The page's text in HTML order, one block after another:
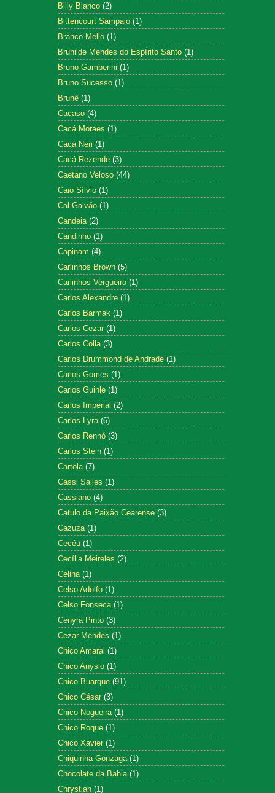
Billy Blanco (2)
Bittencourt Sampaio (1)
Branco Mello (1)
Brunilde Mendes do Espírito Santo (1)
Bruno Gamberini (1)
Bruno Sucesso (1)
Brunê (1)
Cacaso (4)
Cacá Moraes (1)
Cacá Neri (1)
Cacá Rezende (3)
Caetano Veloso (44)
Caio Sílvio (1)
Cal Galvão (1)
Candeia (2)
Candinho (1)
Capinam (4)
Carlinhos Brown (5)
Carlinhos Vergueiro (1)
Carlos Alexandre (1)
Carlos Barmak (1)
Carlos Cezar (1)
Carlos Colla (3)
Carlos Drummond de Andrade (1)
Carlos Gomes (1)
Carlos Guinle (1)
Carlos Imperial (2)
Carlos Lyra (6)
Carlos Rennó (3)
Carlos Stein (1)
Cartola (7)
Cassi Salles (1)
Cassiano (4)
Catulo da Paixão Cearense (3)
Cazuza (1)
Cecéu (1)
Cecília Meireles (2)
Celina (1)
Celso Adolfo (1)
Celso Fonseca (1)
Cenyra Pinto (3)
Cezar Mendes (1)
Chico Amaral (1)
Chico Anysio (1)
Chico Buarque (91)
Chico César (3)
Chico Nogueira (1)
Chico Roque (1)
Chico Xavier (1)
Chiquinha Gonzaga (1)
Chocolate da Bahia (1)
Chrystian (1)